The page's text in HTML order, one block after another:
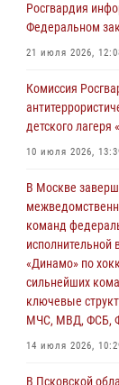
Генерал-
смыслов»
03 августа 2026,
03 августа 2026,
Росгвардейцы
обеспечении
время
02 августа 2026,
За минувшие
выезжали два
Росгвардия
Федеральном
21 июля 2026,
Комиссия
детского лагеря
10 июля 2026,
В Москве
команд
исполнительной
«Динамо» по
сильнейших
ключевые
МЧС, МВД, ФСБ,
14 июля 2026,
В Псковской